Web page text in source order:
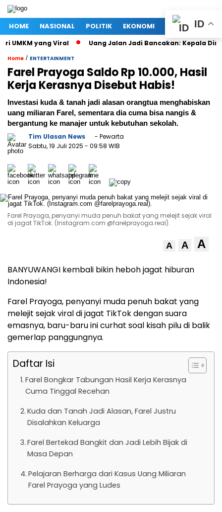
HOME NASIONAL POLITIK EKONOMI MEGAPOLITAN
yang Viral Uang Jalan Jadi Bancakan: Kepala Dinas
Home / ENTERTAINMENT
Farel Prayoga Saldo Rp 10.000, Hasil
Kerja Kerasnya Disebut Habis!
Investasi kuda & tanah jadi alasan orangtua menghabiskan
uang miliaran Farel, sementara dia cuma bisa nangis &
bergantung ke manajer untuk kebutuhan sekolah.
Tim Ulasan News
- Pewarta
Sabtu, 19 Juli 2025 - 09:58 WIB
Farel Prayoga, penyanyi muda penuh bakat yang melejit sejak viral
di jagat TikTok. (Instagram.com @farelprayoga.real).
A A A
BANYUWANGI kembali bikin heboh jagat hiburan
Indonesia!
Farel Prayoga, penyanyi muda penuh bakat yang
melejit sejak viral di jagat TikTok dengan suara
emasnya, baru-baru ini curhat soal kisah pilu di balik
gemerlap panggungnya.
Daftar Isi
Farel Bongkar Tabungan Hasil Kerja Kerasnya
Cuma Tinggal Recehan
Kuda dan Tanah Jadi Alasan, Farel Justru
Disalahkan Keluarga
Farel Bertekad Bangkit dan Jadi Lebih Bijak di
Masa Depan
Pelajaran Berharga dari Kasus Uang Miliaran
Farel Prayoga yang Ludes
ID